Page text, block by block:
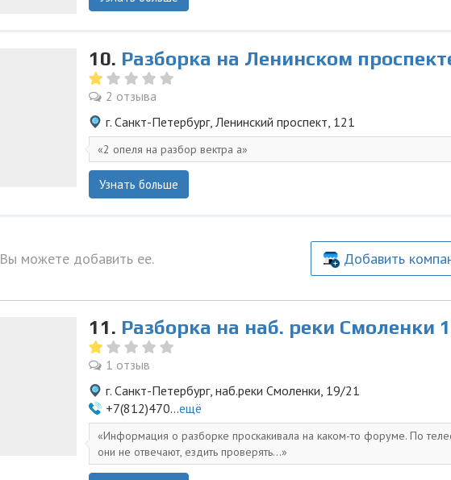
10. Разборка на Ленинском
2 отзыва
г. Санкт-Петербург, Ленинский проспект, 121
2 опеля на разбор вектра а
Узнать больше
Вы можете добавить ее. Добавить
11. Разборка на наб. реки Смоленки
1 отзыв
г. Санкт-Петербург, наб.реки Смоленки, 19/21
+7(812)470...ещё
Информация о разборке проскакивала на каком-то форуме. По
они не отвечают, ездить проверять...